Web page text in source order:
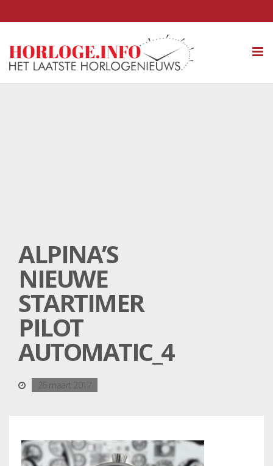
ALPINA’S
NIEUWE
STARTIMER
PILOT
AUTOMATIC_4
26 maart 2017